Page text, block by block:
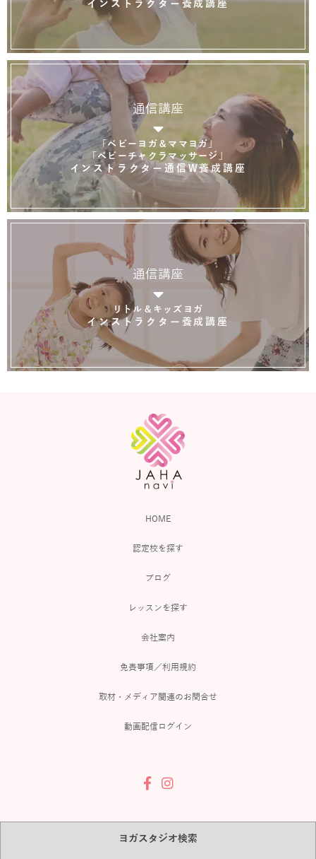
インストラクター養成講座
通信講座
「ベビーヨガ＆ママヨガ」
「ベビーチャクラマッサージ」
インストラクター通信W養成講座
通信講座
リトル＆キッズヨガ
インストラクター養成講座
HOME
認定校を探す
ブログ
レッスンを探す
会社案内
免責事項／利用規約
取材・メディア関連のお問合せ
動画配信ログイン
ヨガスタジオ検索